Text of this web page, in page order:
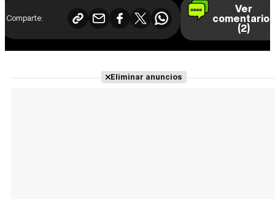
Comparte:
Ver
comentarios
(2)
Eliminar anuncios